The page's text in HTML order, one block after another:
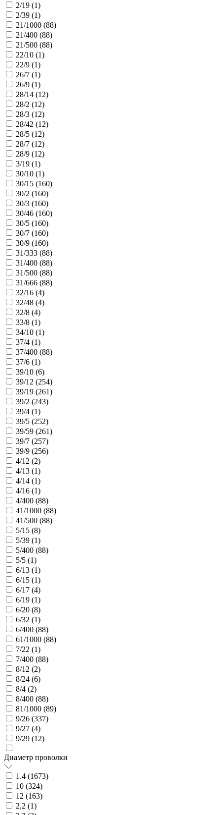
2/19 (1)
2/39 (1)
21/1000 (88)
21/400 (88)
21/500 (88)
22/10 (1)
22/9 (1)
26/7 (1)
26/9 (1)
28/14 (12)
28/2 (12)
28/3 (12)
28/42 (12)
28/5 (12)
28/7 (12)
28/9 (12)
3/19 (1)
30/10 (1)
30/15 (160)
30/2 (160)
30/3 (160)
30/46 (160)
30/5 (160)
30/7 (160)
30/9 (160)
31/333 (88)
31/400 (88)
31/500 (88)
31/666 (88)
32/16 (4)
32/48 (4)
32/8 (4)
33/8 (1)
34/10 (1)
37/4 (1)
37/400 (88)
37/6 (1)
39/10 (6)
39/12 (254)
39/19 (261)
39/2 (243)
39/4 (1)
39/5 (252)
39/59 (261)
39/7 (257)
39/9 (256)
4/12 (2)
4/13 (1)
4/14 (1)
4/16 (1)
4/400 (88)
41/1000 (88)
41/500 (88)
5/15 (8)
5/39 (1)
5/400 (88)
5/5 (1)
6/13 (1)
6/15 (1)
6/17 (4)
6/19 (1)
6/20 (8)
6/32 (1)
6/400 (88)
61/1000 (88)
7/22 (1)
7/400 (88)
8/12 (2)
8/24 (6)
8/4 (2)
8/400 (88)
81/1000 (89)
9/26 (337)
9/27 (4)
9/29 (12)
Диаметр проволки
1.4 (1673)
10 (324)
12 (163)
2,2 (1)